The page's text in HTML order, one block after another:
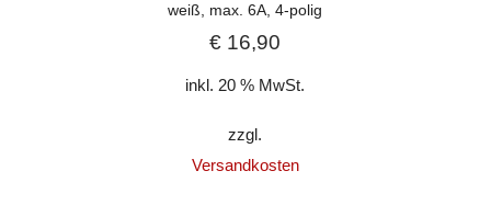
weiß, max. 6A, 4-polig
€ 16,90
inkl. 20 % MwSt.
zzgl.
Versandkosten